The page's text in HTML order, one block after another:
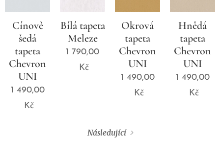
Cínově
šedá
tapeta
Chevron
UNI
1 490,00
Kč
Bílá tapeta
Meleze
1 790,00
Kč
Okrová
tapeta
Chevron
UNI
1 490,00
Kč
Hnědá
tapeta
Chevron
UNI
1 490,00
Kč
Následující